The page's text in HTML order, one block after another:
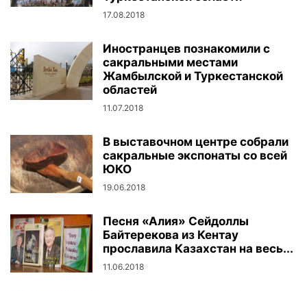
17.08.2018
Иностранцев познакомили с
сакральными местами
Жамбылской и Туркестанской
областей
11.07.2018
В выставочном центре собрали
сакральные экспонаты со всей
ЮКО
19.06.2018
Песня «Алия» Сейдоллы
Байтерекова из Кентау
прославила Казахстан на весь...
11.06.2018